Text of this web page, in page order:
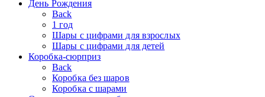
День Рождения
Back
1 год
Шары с цифрами для взрослых
Шары с цифрами для детей
Коробка-сюрприз
Back
Коробка без шаров
Коробка с шарами